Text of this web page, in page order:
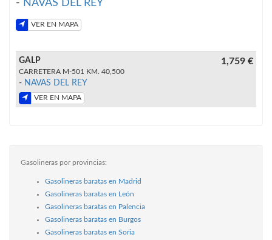
- NAVAS DEL REY
VER EN MAPA
GALP
CARRETERA M-501 KM. 40,500
- NAVAS DEL REY
VER EN MAPA
1,759 €
Gasolineras por provincias:
Gasolineras baratas en Madrid
Gasolineras baratas en León
Gasolineras baratas en Palencia
Gasolineras baratas en Burgos
Gasolineras baratas en Soria